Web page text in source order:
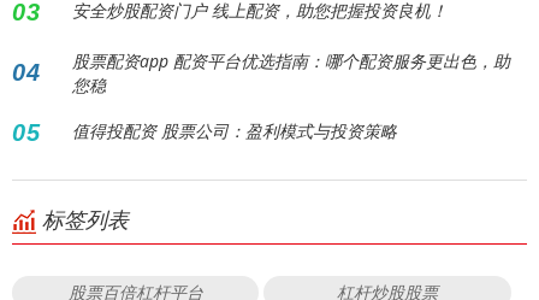
03 安全炒股配资门户 线上配资，助您把握投资良机！
04
股票配资app 配资平台优选指南：哪个配资服务更出色，助
您稳
05 值得投配资 股票公司：盈利模式与投资策略
标签列表
股票百倍杠杆平台 杠杆炒股股票